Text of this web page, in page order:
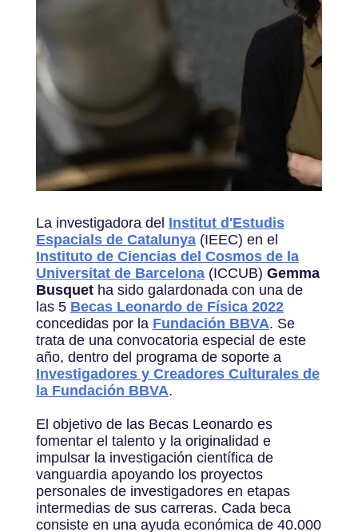
La investigadora del Institut d'Estudis
Espacials de Catalunya(IEEC) en el
Instituto de Ciencias del Cosmos de la
Universitat de Barcelona(ICCUB) Gemma
Busquetha sido galardonada con una de
las 5 Becas Leonardo de Física 2022
concedidas por la Fundación BBVA. Se
trata de una convocatoria especial de este
año, dentro del programa de soporte a
Investigadores y Creadores Culturales de
la Fundación BBVA.
El objetivo de las Becas Leonardo es
fomentar el talento y la originalidad e
impulsar la investigación científica de
vanguardia apoyando los proyectos
personales de investigadores en etapas
intermedias de sus carreras. Cada beca
consiste en una ayuda económica de 40.000